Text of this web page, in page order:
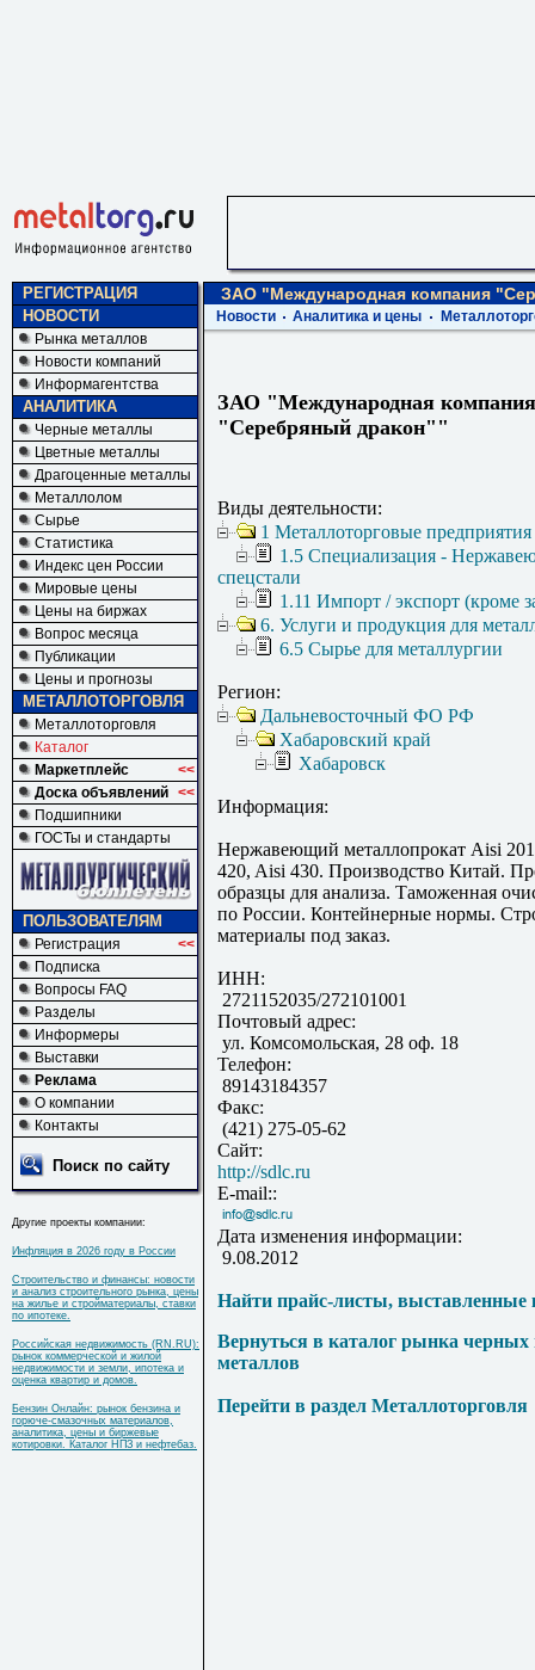
РЕГИСТРАЦИЯ
НОВОСТИ
Рынка металлов
Новости компаний
Информагентства
АНАЛИТИКА
Черные металлы
Цветные металлы
Драгоценные металлы
Металлолом
Сырье
Статистика
Индекс цен России
Мировые цены
Цены на биржах
Вопрос месяца
Публикации
Цены и прогнозы
МЕТАЛЛОТОРГОВЛЯ
Металлоторговля
Каталог
Маркетплейс
<<
Доска объявлений <<
Подшипники
ГОСТы и стандарты
ПОЛЬЗОВАТЕЛЯМ
Регистрация
<<
Подписка
Вопросы FAQ
Разделы
Информеры
Выставки
Реклама
О компании
Контакты
Поиск по сайту
Другие проекты компании:
Инфляция в 2026 году в России
Строительство и финансы: новости
и анализ строительного рынка, цены
на жилье и стройматериалы, ставки
по ипотеке.
Российская недвижимость (RN.RU):
рынок коммерческой и жилой
недвижимости и земли, ипотека и
оценка квартир и домов.
Бензин Онлайн: рынок бензина и
горюче-смазочных материалов,
аналитика, цены и биржевые
котировки. Каталог НПЗ и нефтебаз.
ЗАО "Международная компания
Новости Аналитика и цены
ЗАО "Международная компания
"Серебряный дракон""
Виды деятельности:
1 Металлоторговые
1.5 Специализация -
спецстали
1.11 Импорт / экспорт (кроме
6. Услуги и продукция для
6.5 Сырье для металлургии
Регион:
Дальневосточный ФО РФ
Хабаровский край
Хабаровск
Информация:
Нержавеющий металлопрокат Aisi
420, Aisi 430. Производство Китай.
образцы для анализа. Таможенная
по России. Контейнерные нормы.
материалы под заказ.
ИНН:
2721152035/272101001
Почтовый адрес:
ул. Комсомольская, 28 оф. 18
Телефон:
89143184357
Факс:
(421) 275-05-62
Сайт:
http://sdlc.ru
E-mail::
Дата изменения информации:
9.08.2012
Найти прайс-листы, выставленные
Вернуться в каталог рынка
металлов
Перейти в раздел Металлоторговля